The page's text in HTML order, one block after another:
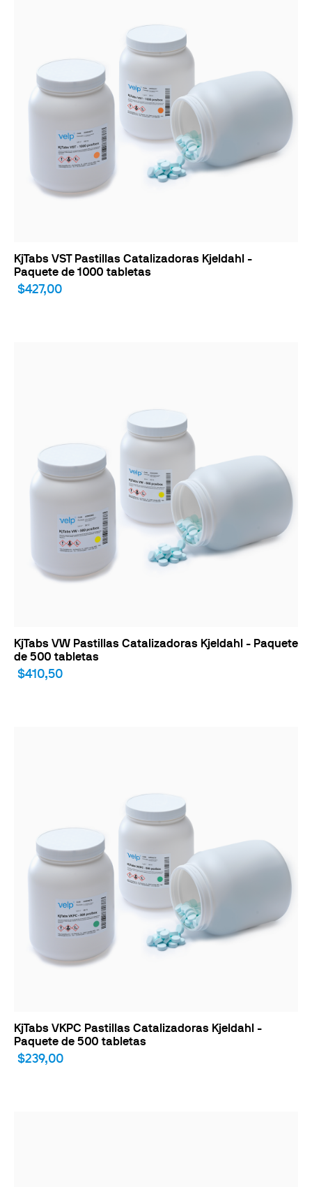
KjTabs VST Pastillas Catalizadoras Kjeldahl -
Paquete de 1000 tabletas
$427,00
KjTabs VW Pastillas Catalizadoras Kjeldahl - Paquete
de 500 tabletas
$410,50
KjTabs VKPC Pastillas Catalizadoras Kjeldahl -
Paquete de 500 tabletas
$239,00